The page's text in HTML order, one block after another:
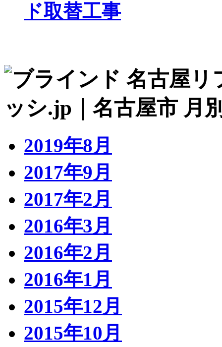
ド取替工事
2019年8月
2017年9月
2017年2月
2016年3月
2016年2月
2016年1月
2015年12月
2015年10月